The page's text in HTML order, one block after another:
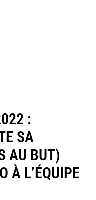
:
SA
AU BUT)
À L’ÉQUIPE